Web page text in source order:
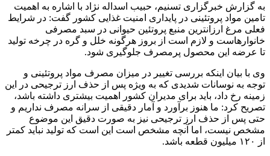
به گزارش خبرگزاری تسنیم، حبیب اسداله نژاد با اشاره به اهمیت
تامین مواد پروتئینی در پایداری امنیت غذایی کشور گفت: در شرایط
فعلی مرغ ارزانترین منبع پروتئین حیوانی در سبد مصرفی
خانوارهاست و لازم است از بروز هرگونه خلل و گره در چرخه تولید
تا عرضه این محصول پرمصرف جلوگیری شود.
وی با بیان اینکه بررسی تغییر در میزان مصرف مواد پروتئینی و
توجه به نوسانات شدیدی که به ویژه پس از حذف ارز ترجیحی در این
زمینه رخ داد، باید برای مدیران کشور اهمیت بیشتری داشته باشد،
تصریح کرد: ما هنوز برآورد و آمار دقیقی از سرانه مصرف نداریم و
حتی پس از حذف ارز ترجیحی نیز به صورت دقیق این موضوع
مشخص نیست، اما آنچه مشخص است این است که تولید نباید کمتر
از ۱۲۰ میلیون قطعه باشد.